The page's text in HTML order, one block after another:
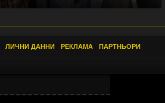
ЛИЧНИ ДАННИ РЕКЛАМА ПАРТНЬОРИ